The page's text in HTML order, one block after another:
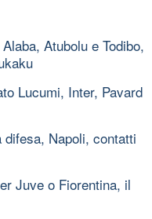
Atubolu e Todibo,
Lucumi, Inter, Pavard
Napoli, contatti
Juve o Fiorentina, il